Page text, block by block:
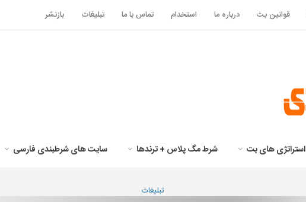
قوانین بت درباره ما استخدام تماس با ما تبلیغات بازنشر
استراتژی های بت شرط مگ پلاس + ترندها سایت های شرطبندی فارسی
تبلیغات